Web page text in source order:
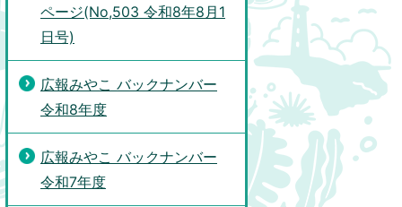
ページ(No,503 令和8年8月1
日号)
広報みやこ バックナンバー
令和8年度
広報みやこ バックナンバー
令和7年度